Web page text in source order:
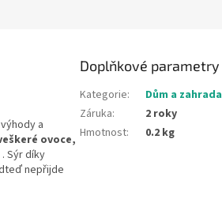
a
ovoce,
. Sýr díky
nepřijde
Doplňkové parametry
Kategorie:
Dům a zahrada
Záruka:
2 roky
Hmotnost: 0.2 kg